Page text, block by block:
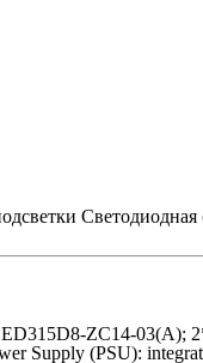
ZC14-
Supply (PSU):